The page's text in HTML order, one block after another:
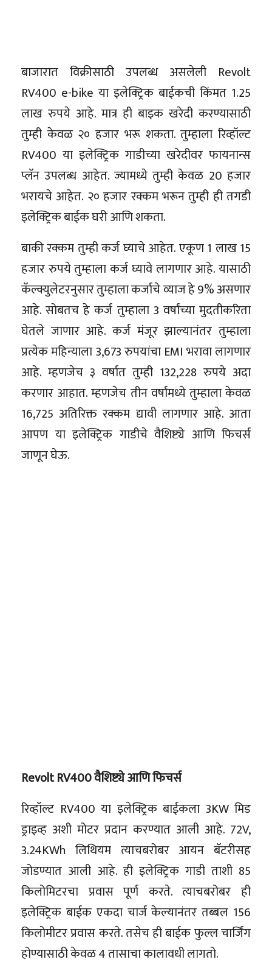
बाजारात विक्रीसाठी उपलब्ध असलेली Revolt
RV400 e-bike या इलेक्ट्रिक बाईकची किंमत 1.25
लाख रुपये आहे. मात्र ही बाइक खरेदी करण्यासाठी
तुम्ही केवळ २० हजार भरू शकता. तुम्हाला रिव्हॉल्ट
RV400 या इलेक्ट्रिक गाडीच्या खरेदीवर फायनान्स
प्लॅन उपलब्ध आहेत. ज्यामध्ये तुम्ही केवळ 20 हजार
भरायचे आहेत. २० हजार रक्कम भरून तुम्ही ही तगडी
इलेक्ट्रिक बाईक घरी आणि शकता.
बाकी रक्कम तुम्ही कर्ज घ्याचे आहेत. एकूण 1 लाख 15
हजार रुपये तुम्हाला कर्ज घ्यावे लागणार आहे. यासाठी
कॅल्क्युलेटरनुसार तुम्हाला कर्जाचे व्याज हे 9% असणार
आहे. सोबतच हे कर्ज तुम्हाला 3 वर्षांच्या मुदतीकरिता
घेतले जाणार आहे. कर्ज मंजूर झाल्यानंतर तुम्हाला
प्रत्येक महिन्याला 3,673 रुपयांचा EMI भरावा लागणार
आहे. म्हणजेच ३ वर्षात तुम्ही 132,228 रुपये अदा
करणार आहात. म्हणजेच तीन वर्षांमध्ये तुम्हाला केवळ
16,725 अतिरिक्त रक्कम द्यावी लागणार आहे. आता
आपण या इलेक्ट्रिक गाडीचे वैशिष्ट्ये आणि फिचर्स
जाणून घेऊ.
Revolt RV400 वैशिष्ट्ये आणि फिचर्स
रिव्हॉल्ट RV400 या इलेक्ट्रिक बाईकला 3KW मिड
ड्राइव्ह अशी मोटर प्रदान करण्यात आली आहे. 72V,
3.24KWh लिथियम त्याचबरोबर आयन बॅटरीसह
जोडण्यात आली आहे. ही इलेक्ट्रिक गाडी ताशी 85
किलोमिटरचा प्रवास पूर्ण करते. त्याचबरोबर ही
इलेक्ट्रिक बाईक एकदा चार्ज केल्यानंतर तब्बल 156
किलोमीटर प्रवास करते. तसेच ही बाईक फुल्ल चार्जिंग
होण्यासाठी केवळ 4 तासाचा कालावधी लागतो.